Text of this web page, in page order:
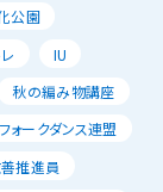
公園
IU
秋の編み物講座
ォークダンス連盟
推進員